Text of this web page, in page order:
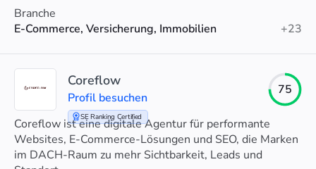
Branche
E-Commerce, Versicherung, Immobilien
+23
SE Ranking Certified
Coreflow
Profil besuchen
75
Coreflow ist eine digitale Agentur für performante
Websites, E-Commerce-Lösungen und SEO, die Marken
im DACH-Raum zu mehr Sichtbarkeit, Leads und